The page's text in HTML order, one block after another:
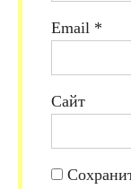
Email *
Сайт